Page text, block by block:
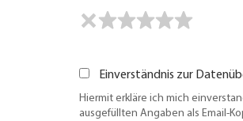
Einverständnis zur
Hiermit erkläre ich mich
ausgefüllten Angaben als Email-